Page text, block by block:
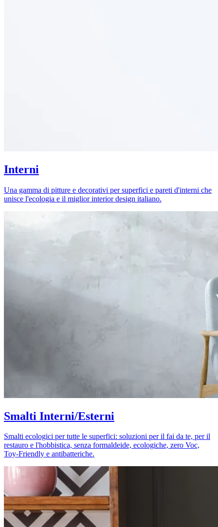
Interni
Una gamma di pitture e decorativi per superfici e pareti d'interni che
unisce l'ecologia e il miglior interior design italiano.
Smalti Interni/Esterni
Smalti ecologici per tutte le superfici: soluzioni per il fai da te, per il
restauro e l'hobbistica, senza formaldeide, ecologiche, zero Voc,
Toy-Friendly e antibatteriche.